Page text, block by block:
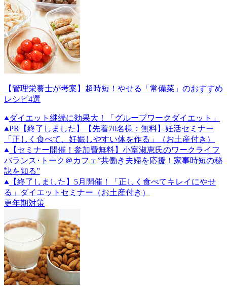
【管理栄養士が考案】超時短！やせる「常備菜」のおすすめ
レシピ4選
ダイエット継続に効果大！「グループワークダイエット」
PR
【終了しました】【先着70名様：無料】妊活セミナー
「正しく食べて、妊娠しやすい体を作る」（お土産付き）
【セミナー開催！参加費無料】小室淑恵氏のワークライフ
バランス･トーク＠カフェ”共働き夫婦を応援！家事時短の秘
訣を知る”
【終了しました】5月開催！「正しく食べてキレイにやせ
る」ダイエットセミナー（お土産付き）
更年期対策